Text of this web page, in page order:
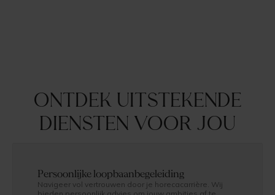
Ontdek uitstekende
diensten voor jou
Persoonlijke loopbaanbegeleiding
Navigeer vol vertrouwen door je horecacarrière. Wij